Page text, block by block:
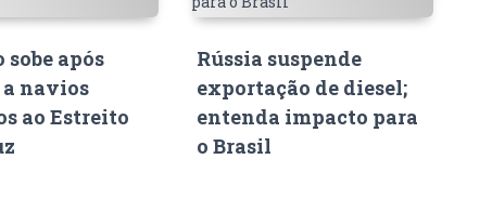
sobe após
a navios
ao Estreito
Rússia suspende
exportação de diesel;
entenda impacto para
o Brasil